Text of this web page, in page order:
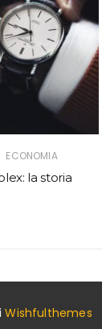
ECONOMIA
la storia
Wishfulthemes